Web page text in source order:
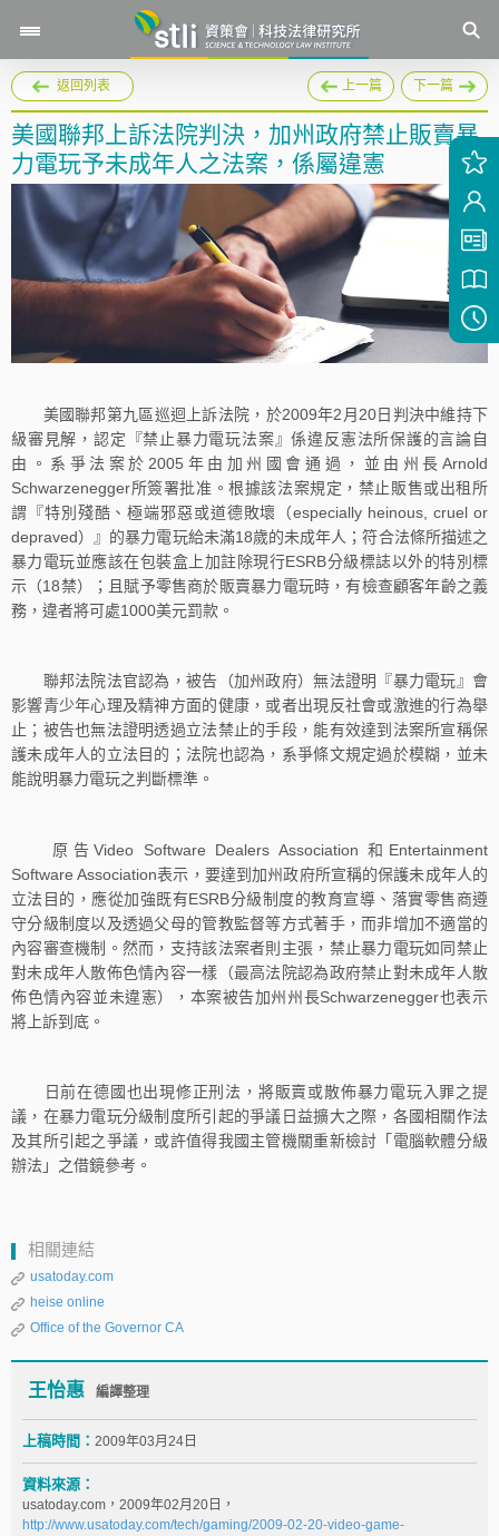
返回列表 上一篇 下一篇
美國聯邦上訴法院判決，加州政府禁止販賣暴
力電玩予未成年人之法案，係屬違憲
美國聯邦第九區巡迴上訴法院，於2009年2月20日判決中維持下
級審見解，認定『禁止暴力電玩法案』係違反憲法所保護的言論自
由。系爭法案於2005年由加州國會通過，並由州長Arnold
Schwarzenegger所簽署批准。根據該法案規定，禁止販售或出租所
謂『特別殘酷、極端邪惡或道德敗壞（especially heinous, cruel or
depraved）』的暴力電玩給未滿18歲的未成年人；符合法條所描述之
暴力電玩並應該在包裝盒上加註除現行ESRB分級標誌以外的特別標
示（18禁）；且賦予零售商於販賣暴力電玩時，有檢查顧客年齡之義
務，違者將可處1000美元罰款。
聯邦法院法官認為，被告（加州政府）無法證明『暴力電玩』會
影響青少年心理及精神方面的健康，或者出現反社會或激進的行為舉
止；被告也無法證明透過立法禁止的手段，能有效達到法案所宣稱保
護未成年人的立法目的；法院也認為，系爭條文規定過於模糊，並未
能說明暴力電玩之判斷標準。
原告Video Software Dealers Association 和Entertainment
Software Association表示，要達到加州政府所宣稱的保護未成年人的
立法目的，應從加強既有ESRB分級制度的教育宣導、落實零售商遵
守分級制度以及透過父母的管教監督等方式著手，而非增加不適當的
內容審查機制。然而，支持該法案者則主張，禁止暴力電玩如同禁止
對未成年人散佈色情內容一樣（最高法院認為政府禁止對未成年人散
佈色情內容並未違憲），本案被告加州州長Schwarzenegger也表示
將上訴到底。
日前在德國也出現修正刑法，將販賣或散佈暴力電玩入罪之提
議，在暴力電玩分級制度所引起的爭議日益擴大之際，各國相關作法
及其所引起之爭議，或許值得我國主管機關重新檢討「電腦軟體分級
辦法」之借鏡參考。
相關連結
usatoday.com
heise online
Office of the Governor CA
王怡惠 編譯整理
上稿時間： 2009年03月24日
資料來源：
usatoday.com，2009年02月20日，
http://www.usatoday.com/tech/gaming/2009-02-20-video-game-